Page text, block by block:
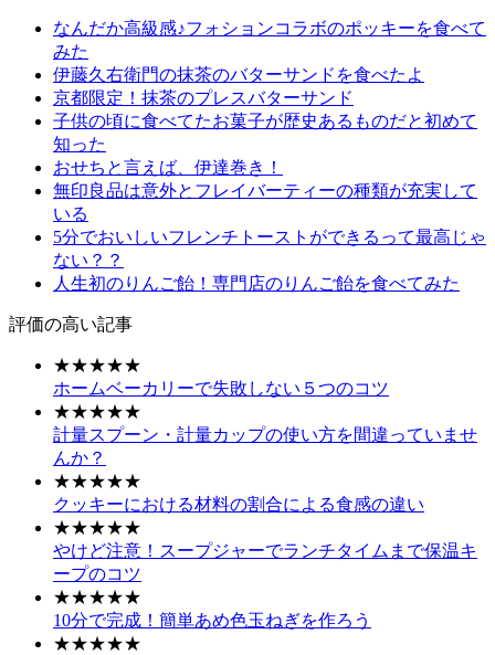
なんだか高級感♪フォションコラボのポッキーを食べて
みた
伊藤久右衛門の抹茶のバターサンドを食べたよ
京都限定！抹茶のプレスバターサンド
子供の頃に食べてたお菓子が歴史あるものだと初めて
知った
おせちと言えば、伊達巻き！
無印良品は意外とフレイバーティーの種類が充実して
いる
5分でおいしいフレンチトーストができるって最高じゃ
ない？？
人生初のりんご飴！専門店のりんご飴を食べてみた
評価の高い記事
★★★★★
ホームベーカリーで失敗しない５つのコツ
★★★★★
計量スプーン・計量カップの使い方を間違っていませ
んか？
★★★★★
クッキーにおける材料の割合による食感の違い
★★★★★
やけど注意！スープジャーでランチタイムまで保温キ
ープのコツ
★★★★★
10分で完成！簡単あめ色玉ねぎを作ろう
★★★★★